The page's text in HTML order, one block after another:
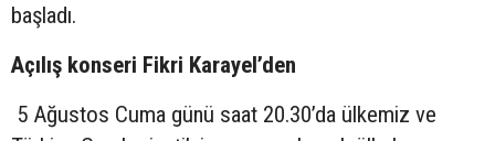
başladı.
Açılış konseri Fikri Karayel’den
5 Ağustos Cuma günü saat 20.30’da ülkemiz ve